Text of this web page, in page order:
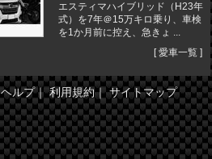
エスティマハイブリッド（H23年
式）を7年＠15万キロ乗り、車検
を1か月前に控え、急きょ ...
[愛車一覧 ]
ヘルプ｜利用規約｜サイトマップ